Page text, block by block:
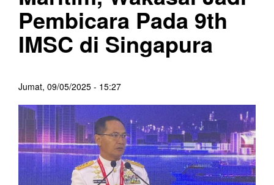
Pembicara Pada 9th
IMSC di Singapura
Jumat, 09/05/2025 - 15:27